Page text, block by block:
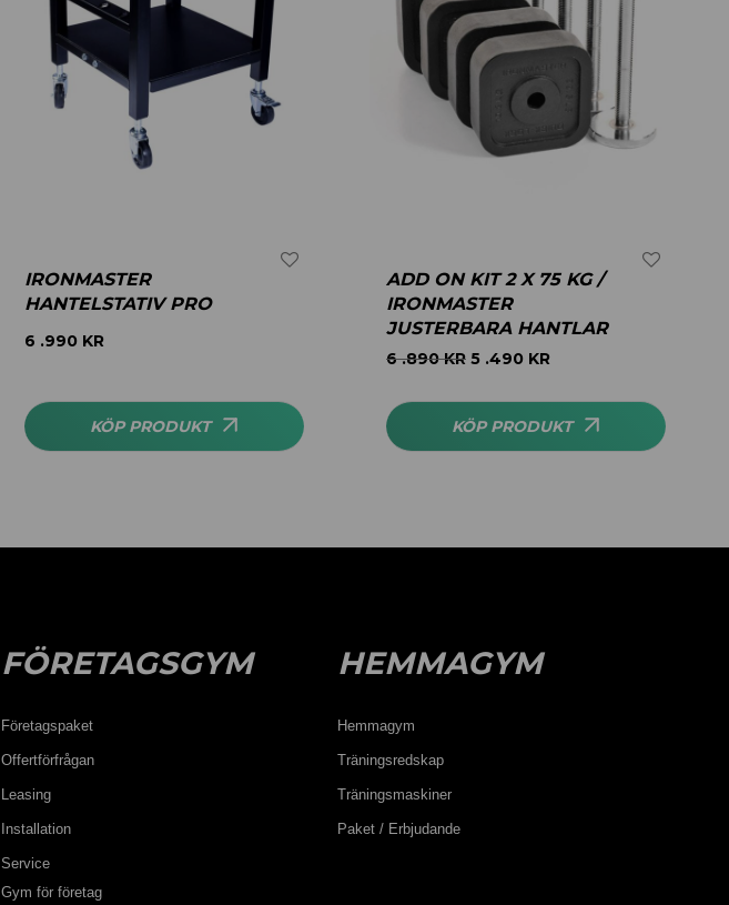
IRONMASTER
HANTELSTATIV PRO
6 .990 KR
KÖP PRODUKT
ADD ON KIT 2 X 75 KG /
IRONMASTER
JUSTERBARA HANTLAR
6 .890KR 5 .490 KR
KÖP PRODUKT
FÖRETAGSGYM
Företagspaket
Offertförfrågan
Leasing
Installation
Service
Gym för företag
HEMMAGYM
Hemmagym
Träningsredskap
Träningsmaskiner
Paket / Erbjudande